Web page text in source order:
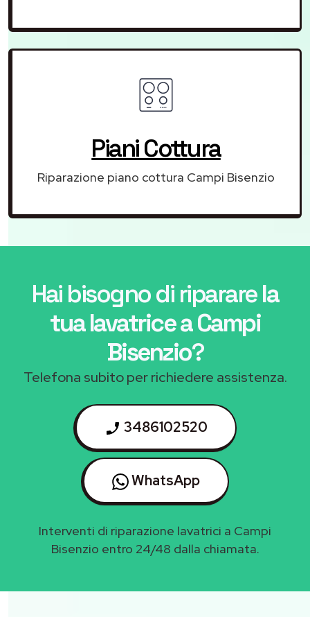
Piani Cottura
Riparazione piano cottura Campi Bisenzio
Hai bisogno di ripararela
tua lavatrice a Campi
Bisenzio?
Telefona subito per richiedere assistenza.
3486102520
WhatsApp
Interventi di riparazione lavatrici a Campi
Bisenzio entro 24/48 dalla chiamata.